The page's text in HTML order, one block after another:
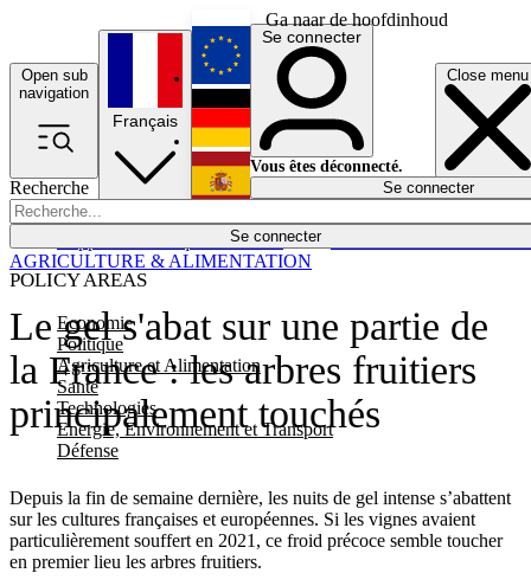
Ga naar de hoofdinhoud
Open sub
navigation
Close menu
Recherche
Se connecter
POLICY AREAS
Economie
Politique
Agriculture et Alimentation
Santé
Technologies
Energie, Environnement et Transport
Défense
Économie
Français
English
Deutsch
Español
Se connecter
Vous êtes déconnecté.
Se connecter
Le gel s'abat sur une partie de
la France : les arbres fruitiers
principalement touchés
Depuis la fin de semaine dernière, les nuits de gel intense s’abattent
sur les cultures françaises et européennes. Si les vignes avaient
particulièrement souffert en 2021, ce froid précoce semble toucher
en premier lieu les arbres fruitiers.
AGRICULTURE & ALIMENTATION